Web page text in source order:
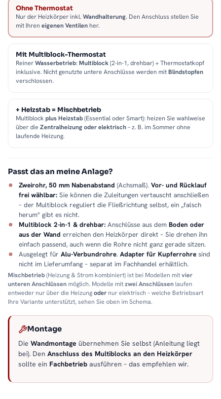
Ohne Thermostat
Nur der Heizkörper inkl. Wandhalterung. Den Anschluss stellen Sie
mit Ihren eigenen Ventilen her.
Mit Multiblock-Thermostat
ReinerWasserbetrieb: Multiblock(2-in-1, drehbar) + Thermostatkopf
inklusive. Nicht genutzte untere Anschlüsse werden mitBlindstopfen
verschlossen.
+ Heizstab = Mischbetrieb
Multiblock plus Heizstab(Essential oder Smart): heizen Sie wahlweise
über die Zentralheizung oder elektrisch– z. B. im Sommer ohne
laufende Heizung.
Passt das an meine Anlage?
Zweirohr, 50 mm Nabenabstand (Achsmaß). Vor- und Rücklauf
frei wählbar: Sie können die Zuleitungen vertauscht anschließen
– der Multiblock reguliert die Fließrichtung selbst, ein „falsch
herum" gibt es nicht.
Multiblock 2-in-1 & drehbar: Anschlüsse aus dem Boden oder
aus der Wand erreichen den Heizkörper direkt – Sie drehen ihn
einfach passend, auch wenn die Rohre nicht ganz gerade sitzen.
Ausgelegt für Alu-Verbundrohre. Adapter für Kupferrohre sind
nicht im Lieferumfang – separat im Fachhandel erhältlich.
Mischbetrieb(Heizung & Strom kombiniert) ist bei Modellen mitvier
unteren Anschlüssen möglich. Modelle mitzwei Anschlüssen laufen
entweder nur über die Heizungoder nur elektrisch – welche Betriebsart
Ihre Variante unterstützt, sehen Sie oben im Schema.
Montage
Die Wandmontage übernehmen Sie selbst (Anleitung liegt
bei). Den Anschluss des Multiblocks an den Heizkörper
sollte ein Fachbetrieb ausführen – das empfehlen wir.